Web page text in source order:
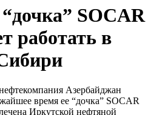
SOCAR
работать в
Азербайджан
время ее “дочка” SOCAR
Иркутской нефтяной